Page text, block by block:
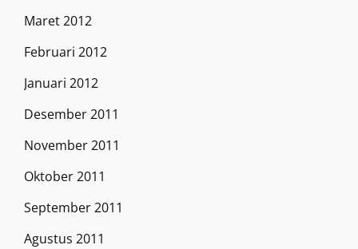
Maret 2012
Februari 2012
Januari 2012
Desember 2011
November 2011
Oktober 2011
September 2011
Agustus 2011